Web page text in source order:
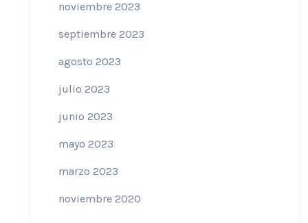
noviembre 2023
septiembre 2023
agosto 2023
julio 2023
junio 2023
mayo 2023
marzo 2023
noviembre 2020